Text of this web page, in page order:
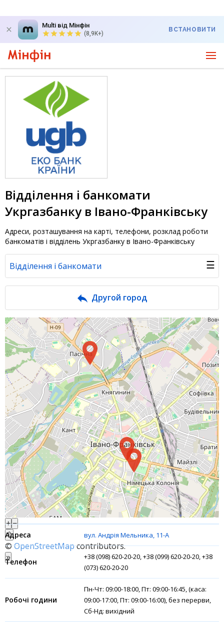
Multi від Мінфін
(8,9K+)
ВСТАНОВИТИ
Відділення і банкомати
Укргазбанку в Івано-Франківську
Адреси, розташування на карті, телефони, розклад роботи
банкоматів і відділень Укргазбанку в Івано-Франківську
Відділення і банкомати
Відгуки
Депозити юр. осіб
Кредити для бізнеса
Інтернет-банкінг
Банки-партнери
Акції
Рахунки для бізнесу
Фінансові результати
☰
Другой город
+ −
⇧
©OpenStreetMapcontributors.
»
вул. Андрія Мельника, 11-А
+38 (098) 620-20-20, +38 (099) 620-20-20, +38
(073) 620-20-20
Пн-Чт: 09:00-18:00, Пт: 09:00-16:45, (каса:
09:00-17:00, Пт: 09:00-16:00), без перерви,
Сб-Нд: вихідний